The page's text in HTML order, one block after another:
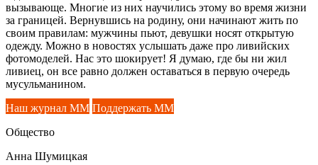
вызывающе. Многие из них научились этому во время жизни
за границей. Вернувшись на родину, они начинают жить по
своим правилам: мужчины пьют, девушки носят открытую
одежду. Можно в новостях услышать даже про ливийских
фотомоделей. Нас это шокирует! Я думаю, где бы ни жил
ливиец, он все равно должен оставаться в первую очередь
мусульманином.
Наш журнал ММ Поддержать ММ
Общество
Анна Шумицкая